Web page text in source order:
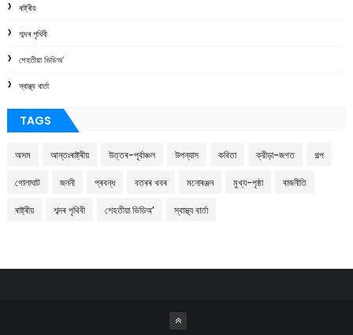
ৰাষ্ট্ৰীয়
শব্দৰ পৃথিবী
শেহতীয়া ভিডিঅ’
স্বাস্থ্য বাৰ্তা
TAGS
অসম আন্তঃৰাষ্ট্ৰীয় উত্তৰ-পূৰ্বাঞ্চল উপন্যাস কবিতা ক্রীড়া-জগত গল্প
গোলাঘাট জননী প্ৰবন্ধ বতৰৰ খবৰ মনোৰঞ্জন মুখ্য-পৃষ্ঠা ৰাজনীতি
ৰাষ্ট্ৰীয় শব্দৰ পৃথিবী শেহতীয়া ভিডিঅ’ স্বাস্থ্য বাৰ্তা